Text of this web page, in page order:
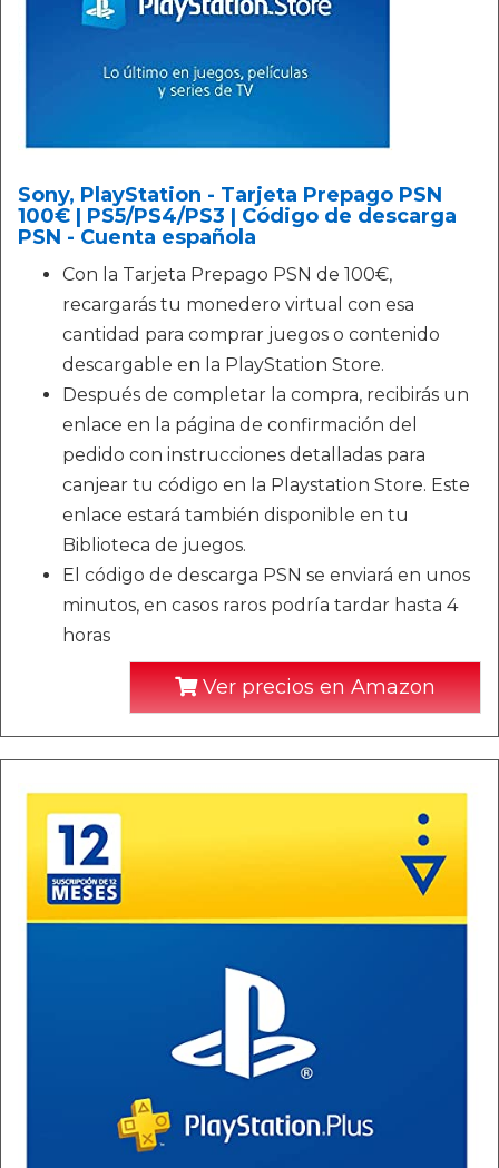
Sony, PlayStation - Tarjeta Prepago PSN
100€ | PS5/PS4/PS3 | Código de descarga
PSN - Cuenta española
Con la Tarjeta Prepago PSN de 100€,
recargarás tu monedero virtual con esa
cantidad para comprar juegos o contenido
descargable en la PlayStation Store.
Después de completar la compra, recibirás un
enlace en la página de confirmación del
pedido con instrucciones detalladas para
canjear tu código en la Playstation Store. Este
enlace estará también disponible en tu
Biblioteca de juegos.
El código de descarga PSN se enviará en unos
minutos, en casos raros podría tardar hasta 4
horas
Ver precios en Amazon